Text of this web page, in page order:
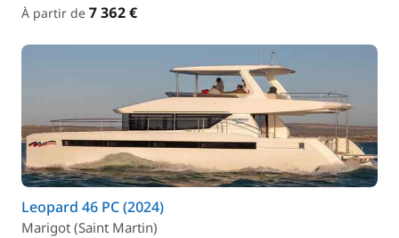
À partir de 7 362 €
Leopard 46 PC (2024)
Marigot (Saint Martin)